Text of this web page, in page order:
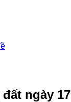
ngày